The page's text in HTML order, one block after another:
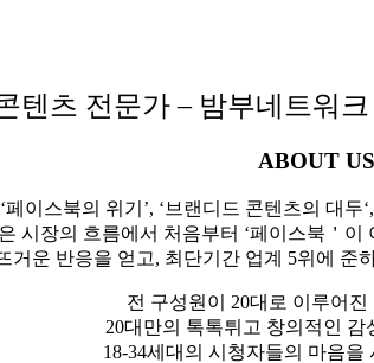
텐츠 전문가 – 밤부네트워크
ABOUT US
‘페이스북의 위기’, ‘브랜디드 콘텐츠의 대두
시장의 흐름에서 처음부터 ‘페이스북＇이
거운 반응을 얻고, 최단기간 업계 5위에 준
전 구성원이 20대로 이루어
20대만의 톡톡튀고 창의적인 감
18-34세대의 시청자들의 마음을